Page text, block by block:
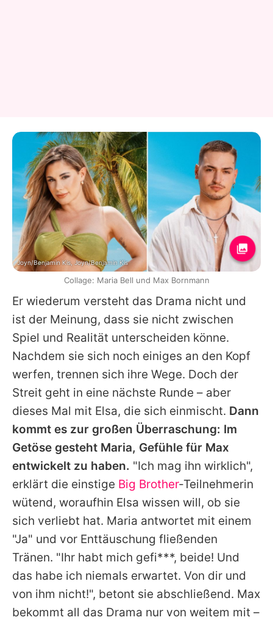
Er wiederum versteht das Drama nicht und
ist der Meinung, dass sie nicht zwischen
Spiel und Realität unterscheiden könne.
Nachdem sie sich noch einiges an den Kopf
werfen, trennen sich ihre Wege. Doch der
Streit geht in eine nächste Runde – aber
dieses Mal mit Elsa, die sich einmischt. Dann
kommt es zur großen Überraschung: Im
Getöse gesteht Maria, Gefühle für Max
entwickelt zu haben. "Ich mag ihn wirklich",
erklärt die einstige Big Brother-Teilnehmerin
wütend, woraufhin Elsa wissen will, ob sie
sich verliebt hat. Maria antwortet mit einem
"Ja" und vor Enttäuschung fließenden
Tränen. "Ihr habt mich gefi***, beide! Und
das habe ich niemals erwartet. Von dir und
von ihm nicht!", betont sie abschließend. Max
bekommt all das Drama nur von weitem mit –
Joyn/Benjamin Kis, Joyn/Benjamin Kis
Collage: Maria Bell und Max Bornmann